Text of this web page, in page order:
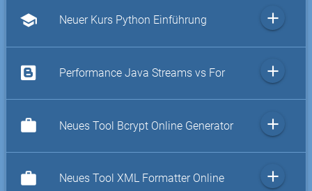
school Neuer Kurs Python Einführung add
Performance Java Streams vs For add
work Neues Tool Bcrypt Online Generator add
work Neues Tool XML Formatter Online add